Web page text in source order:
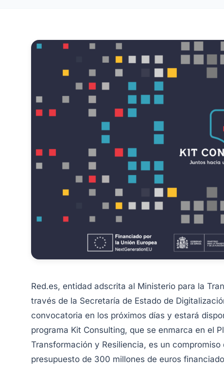
Red.es, entidad adscrita al Ministerio para la
través de la Secretaría de Estado de
convocatoria en los próximos días y estará
programa Kit Consulting, que se enmarca en el
Transformación y Resiliencia, es un
presupuesto de 300 millones de euros